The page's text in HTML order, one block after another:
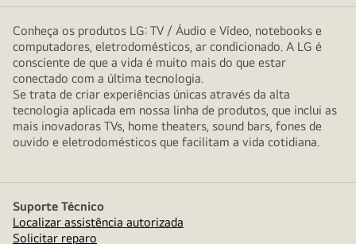
Conheça os produtos LG: TV / Áudio e Vídeo, notebooks e
computadores, eletrodomésticos, ar condicionado. A LG é
consciente de que a vida é muito mais do que estar
conectado com a última tecnologia.
Se trata de criar experiências únicas através da alta
tecnologia aplicada em nossa linha de produtos, que inclui as
mais inovadoras TVs, home theaters, sound bars, fones de
ouvido e eletrodomésticos que facilitam a vida cotidiana.
Suporte Técnico
Localizar assistência autorizada
Solicitar reparo